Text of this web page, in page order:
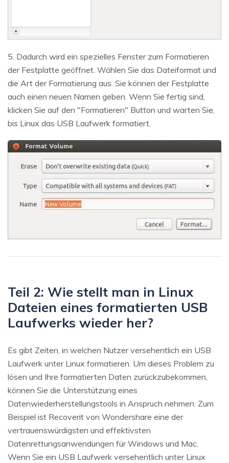
5. Dadurch wird ein spezielles Fenster zum Formatieren
der Festplatte geöffnet. Wählen Sie das Dateiformat und
die Art der Formatierung aus. Sie können der Festplatte
auch einen neuen Namen geben. Wenn Sie fertig sind,
klicken Sie auf den "Formatieren" Button und warten Sie,
bis Linux das USB Laufwerk formatiert.
Teil 2: Wie stellt man in Linux
Dateien eines formatierten USB
Laufwerks wieder her?
Es gibt Zeiten, in welchen Nutzer versehentlich ein USB
Laufwerk unter Linux formatieren. Um dieses Problem zu
lösen und Ihre formatierten Daten zurückzubekommen,
können Sie die Unterstützung eines
Datenwiederherstellungstools in Anspruch nehmen. Zum
Beispiel ist Recoverit von Wondershare eine der
vertrauenswürdigsten und effektivsten
Datenrettungsanwendungen für Windows und Mac.
Wenn Sie ein USB Laufwerk versehentlich unter Linux